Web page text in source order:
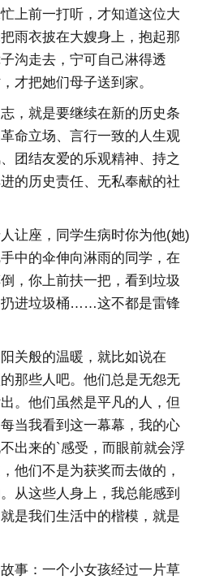
上前一打听，才知道这位大
雨衣披在大嫂身上，抱起那
沟走去，宁可自己淋得透
才把她们母子送到家。
就是要继续在新的历史条
命立场、言行一致的人生观
团结友爱的乐观精神、持之
的历史责任、无私奉献的社
座，同学生病时你为他(她)
中的伞伸向淋雨的同学，在
，你上前扶一把，看到垃圾
扔进垃圾桶……这不都是雷锋
般的温暖，就比如说在
那些人吧。他们总是无怨无
。他们虽然是平凡的人，但
当我看到这一幕幕，我的心
出来的`感受，而眼前就会浮
他们不是为获奖而去做的，
从这些人身上，我总能感到
是我们生活中的楷模，就是
：一个小女孩经过一片草